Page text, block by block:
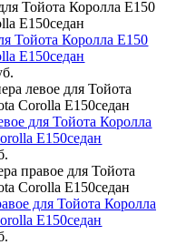
Тойота Королла Е150
E150седан
для Тойота Королла
E150седан
для Тойота Королла
E150седан